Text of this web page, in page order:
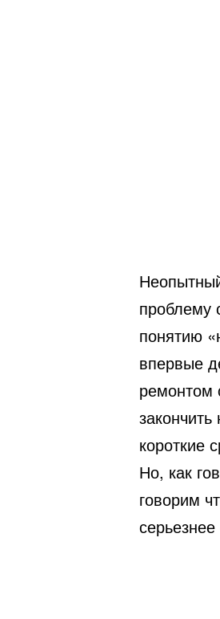
проблему
понятию
впервые
ремонтом
короткие
Но, как
говорим